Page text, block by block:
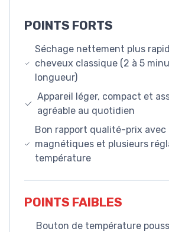
POINTS FORTS
Séchage nettement plus
cheveux classique (2 à 5
longueur)
Appareil léger, compact et
agréable au quotidien
Bon rapport qualité-prix avec
magnétiques et plusieurs
température
POINTS FAIBLES
Bouton de température